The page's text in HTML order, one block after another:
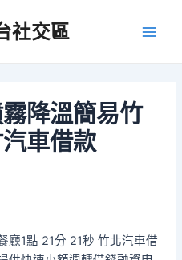
社交區
降溫簡易竹
車借款
廳1點 21分 21秒 竹北汽車借